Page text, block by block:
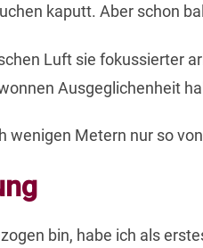
kaputt. Aber schon
Luft sie fokussierter
Ausgeglichenheit
Metern nur so
bin, habe ich als